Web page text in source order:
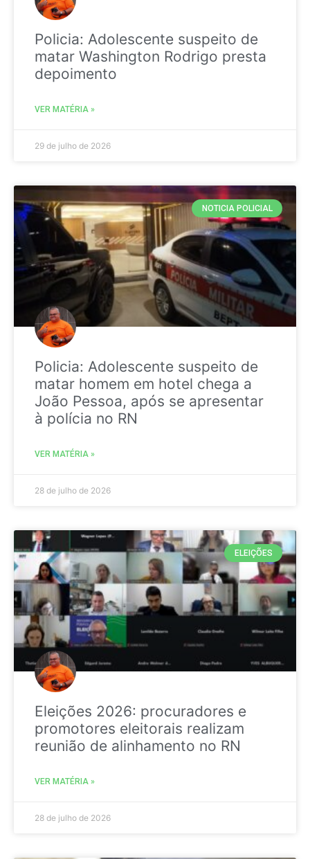
Policia: Adolescente suspeito de
matar Washington Rodrigo presta
depoimento
VER MATÉRIA »
29 de julho de 2026
NOTICIA POLICIAL
Policia: Adolescente suspeito de
matar homem em hotel chega a
João Pessoa, após se apresentar
à polícia no RN
VER MATÉRIA »
28 de julho de 2026
ELEIÇÕES
Eleições 2026: procuradores e
promotores eleitorais realizam
reunião de alinhamento no RN
VER MATÉRIA »
28 de julho de 2026